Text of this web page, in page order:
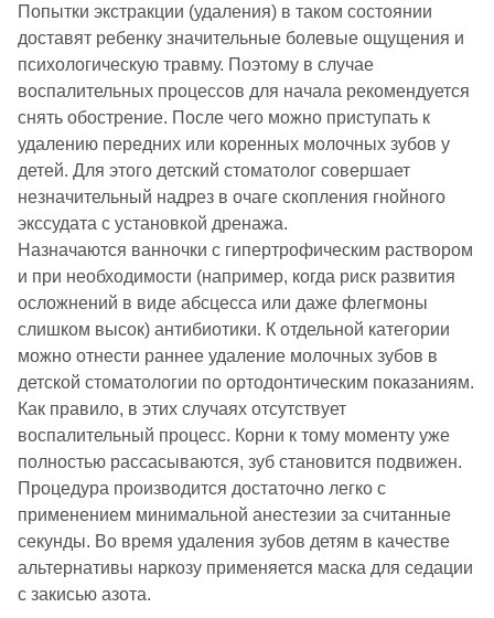
Попытки экстракции (удаления) в таком состоянии
доставят ребенку значительные болевые ощущения и
психологическую травму. Поэтому в случае
воспалительных процессов для начала рекомендуется
снять обострение. После чего можно приступать к
удалению передних или коренных молочных зубов у
детей. Для этого детский стоматолог совершает
незначительный надрез в очаге скопления гнойного
экссудата с установкой дренажа.
Назначаются ванночки с гипертрофическим раствором
и при необходимости (например, когда риск развития
осложнений в виде абсцесса или даже флегмоны
слишком высок) антибиотики. К отдельной категории
можно отнести раннее удаление молочных зубов в
детской стоматологии по ортодонтическим показаниям.
Как правило, в этих случаях отсутствует
воспалительный процесс. Корни к тому моменту уже
полностью рассасываются, зуб становится подвижен.
Процедура производится достаточно легко с
применением минимальной анестезии за считанные
секунды. Во время удаления зубов детям в качестве
альтернативы наркозу применяется маска для седации
с закисью азота.